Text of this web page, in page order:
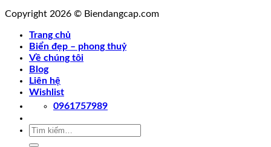
Copyright 2026 © Biendangcap.com
Trang chủ
Biển đẹp – phong thuỷ
Về chúng tôi
Blog
Liên hệ
Wishlist
0961757989
Tìm